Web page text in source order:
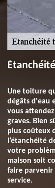
Une toiture
dégâts d'eau
vous
graves. Bien
plus coûteux
l’étanchéité
votre
maison soit
faire parvenir
service.